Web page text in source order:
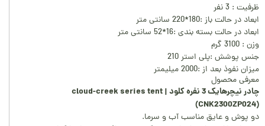
ظرفیت : 3 نفر
ابعاد در حالت باز :180*220 سانتی متر
ابعاد در حالت بسته بندی :16*52 سانتی متر
وزن : 3100 گرم
جنس پوشش :پلی استر 210
میزان نفوذ بعد از :2000 میلیمتر
معرفی محصول
چادر نیچرهایک 3 نفره کلود | cloud-creek series tent
(CNK2300ZP024)
دو پوش و عایق مناسب آب و سرما.